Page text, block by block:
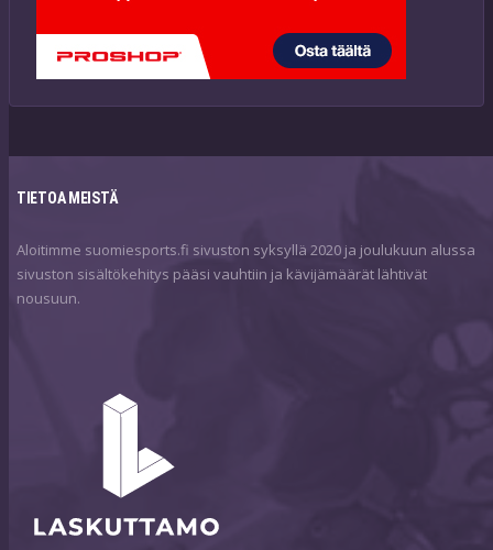
TIETOA MEISTÄ
Aloitimme suomiesports.fi sivuston syksyllä 2020 ja joulukuun alussa
sivuston sisältökehitys pääsi vauhtiin ja kävijämäärät lähtivät
nousuun.